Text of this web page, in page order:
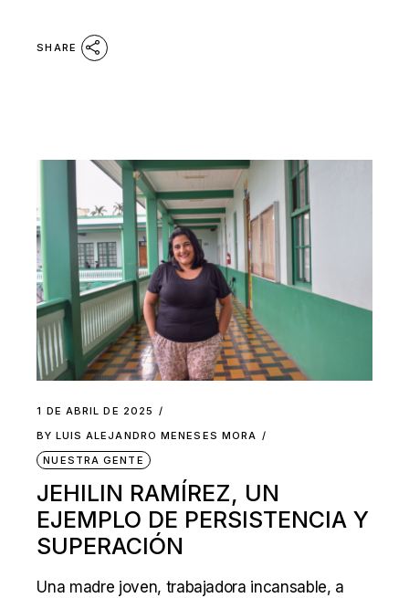
SHARE
1 DE ABRIL DE 2025
BY LUIS ALEJANDRO MENESES MORA
NUESTRA GENTE
JEHILIN RAMÍREZ, UN
EJEMPLO DE PERSISTENCIA Y
SUPERACIÓN
Una madre joven, trabajadora incansable, a